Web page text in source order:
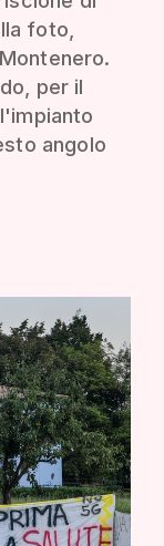
foto,
per il
angolo